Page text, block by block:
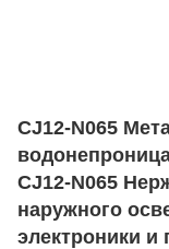
CJ12-N065
CJ12-N065
наружного
электроники и